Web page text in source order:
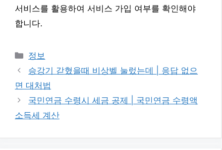
서비스를 활용하여 서비스 가입 여부를 확인해야
합니다.
카
테
고
리
정보
승강기 갇혔을때 비상벨 눌렀는데 | 응답 없으
면 대처법
국민연금 수령시 세금 공제 | 국민연금 수령액
소득세 계산